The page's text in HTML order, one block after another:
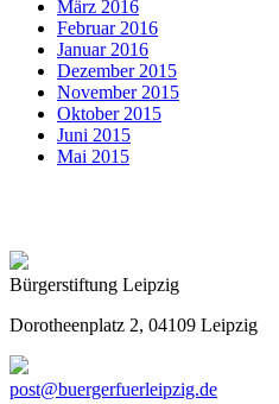
März 2016
Februar 2016
Januar 2016
Dezember 2015
November 2015
Oktober 2015
Juni 2015
Mai 2015
Bürgerstiftung Leipzig
Dorotheenplatz 2, 04109 Leipzig
post@buergerfuerleipzig.de